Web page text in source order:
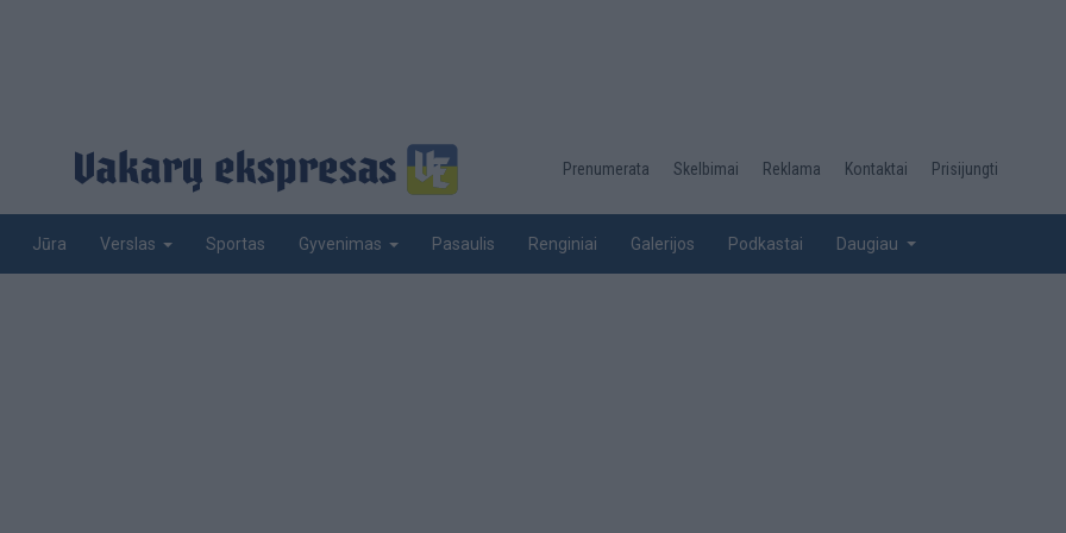
Desktop
top
Prenumerata Skelbimai Reklama Kontaktai Prisijungti
Jūra Verslas Sportas Gyvenimas Pasaulis Renginiai Galerijos Podkastai Daugiau